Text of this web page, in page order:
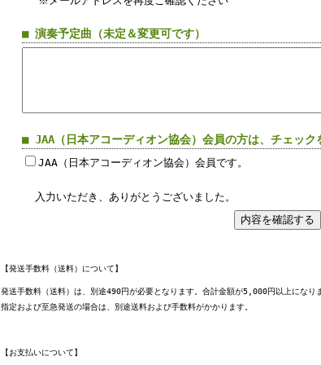
■ 演奏予定曲（未定＆変更可です）
■ JAA（日本アコーディオン協会）会員の方は、チェック
JAA（日本アコーディオン協会）会員です。
入力いただき、ありがとうございました。
【発送手数料（送料）について】
発送手数料（送料）は、別途490円が必要となります。合計金額が5,000円以上にな
指定および至急発送の場合は、別途送料および手数料がかかります。
【お支払いについて】